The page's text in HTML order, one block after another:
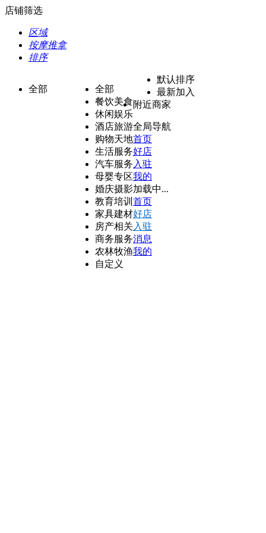
店铺筛选
区域
按摩推拿
排序
全部
全部
餐饮美食
休闲娱乐
酒店旅游
购物天地
生活服务
汽车服务
母婴专区
婚庆摄影
教育培训
家具建材
房产相关
商务服务
农林牧渔
自定义
默认排序
最新加入
附近商家
全局导航
首页
好店
入驻
我的
加载中...
首页
好店
入驻
消息
我的